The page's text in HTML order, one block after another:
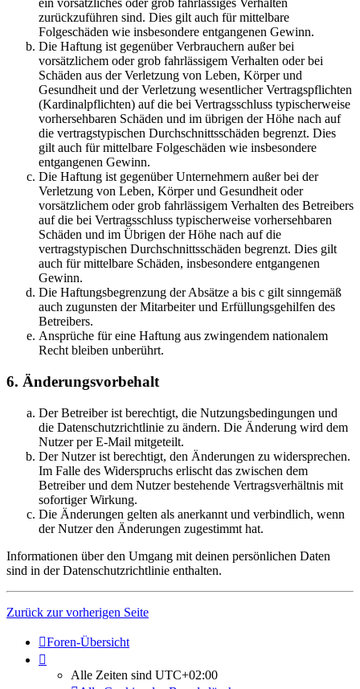
ein vorsätzliches oder grob fahrlässiges Verhalten
zurückzuführen sind. Dies gilt auch für mittelbare
Folgeschäden wie insbesondere entgangenen Gewinn.
Die Haftung ist gegenüber Verbrauchern außer bei
vorsätzlichem oder grob fahrlässigem Verhalten oder bei
Schäden aus der Verletzung von Leben, Körper und
Gesundheit und der Verletzung wesentlicher Vertragspflichten
(Kardinalpflichten) auf die bei Vertragsschluss typischerweise
vorhersehbaren Schäden und im übrigen der Höhe nach auf
die vertragstypischen Durchschnittsschäden begrenzt. Dies
gilt auch für mittelbare Folgeschäden wie insbesondere
entgangenen Gewinn.
Die Haftung ist gegenüber Unternehmern außer bei der
Verletzung von Leben, Körper und Gesundheit oder
vorsätzlichem oder grob fahrlässigem Verhalten des Betreibers
auf die bei Vertragsschluss typischerweise vorhersehbaren
Schäden und im Übrigen der Höhe nach auf die
vertragstypischen Durchschnittsschäden begrenzt. Dies gilt
auch für mittelbare Schäden, insbesondere entgangenen
Gewinn.
Die Haftungsbegrenzung der Absätze a bis c gilt sinngemäß
auch zugunsten der Mitarbeiter und Erfüllungsgehilfen des
Betreibers.
Ansprüche für eine Haftung aus zwingendem nationalem
Recht bleiben unberührt.
6. Änderungsvorbehalt
Der Betreiber ist berechtigt, die Nutzungsbedingungen und
die Datenschutzrichtlinie zu ändern. Die Änderung wird dem
Nutzer per E-Mail mitgeteilt.
Der Nutzer ist berechtigt, den Änderungen zu widersprechen.
Im Falle des Widerspruchs erlischt das zwischen dem
Betreiber und dem Nutzer bestehende Vertragsverhältnis mit
sofortiger Wirkung.
Die Änderungen gelten als anerkannt und verbindlich, wenn
der Nutzer den Änderungen zugestimmt hat.
Informationen über den Umgang mit deinen persönlichen Daten
sind in der Datenschutzrichtlinie enthalten.
Zurück zur vorherigen Seite
Foren-Übersicht
Alle Zeiten sind UTC+02:00